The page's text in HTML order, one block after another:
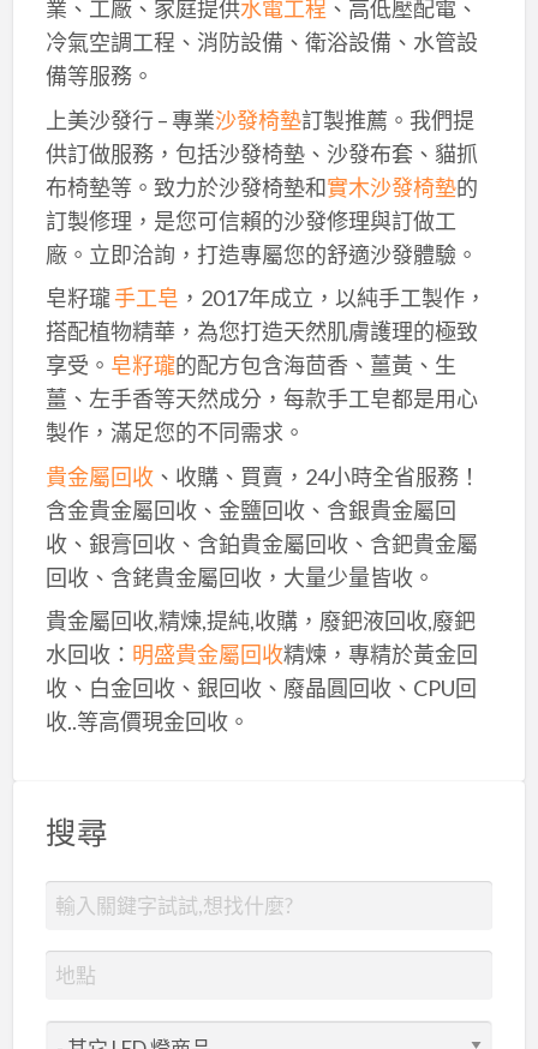
業、工廠、家庭提供水電工程 、高低壓配電、
冷氣空調工程、消防設備、衛浴設備、水管設
備等服務。
上美沙發行 – 專業沙發椅墊訂製推薦。我們提
供訂做服務，包括沙發椅墊、沙發布套、貓抓
布椅墊等。致力於沙發椅墊和實木沙發椅墊的
訂製修理，是您可信賴的沙發修理與訂做工
廠。立即洽詢，打造專屬您的舒適沙發體驗。
皂籽瓏手工皂 ，2017年成立，以純手工製作，
搭配植物精華，為您打造天然肌膚護理的極致
享受。 皂籽瓏的配方包含海茴香、薑黃、生
薑、左手香等天然成分，每款手工皂都是用心
製作，滿足您的不同需求。
貴金屬回收、收購、買賣，24小時全省服務！
含金貴金屬回收、金鹽回收、含銀貴金屬回
收、銀膏回收、含鉑貴金屬回收、含鈀貴金屬
回收、含銠貴金屬回收，大量少量皆收。
貴金屬回收,精煉,提純,收購，廢鈀液回收,廢鈀
水回收： 明盛貴金屬回收精煉，專精於黃金回
收、白金回收、銀回收、廢晶圓回收、CPU回
收..等高價現金回收。
搜尋